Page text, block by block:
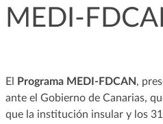
MEDI-
El Programa MEDI-FDCAN,
ante el Gobierno de Canarias,
que la institución insular y los